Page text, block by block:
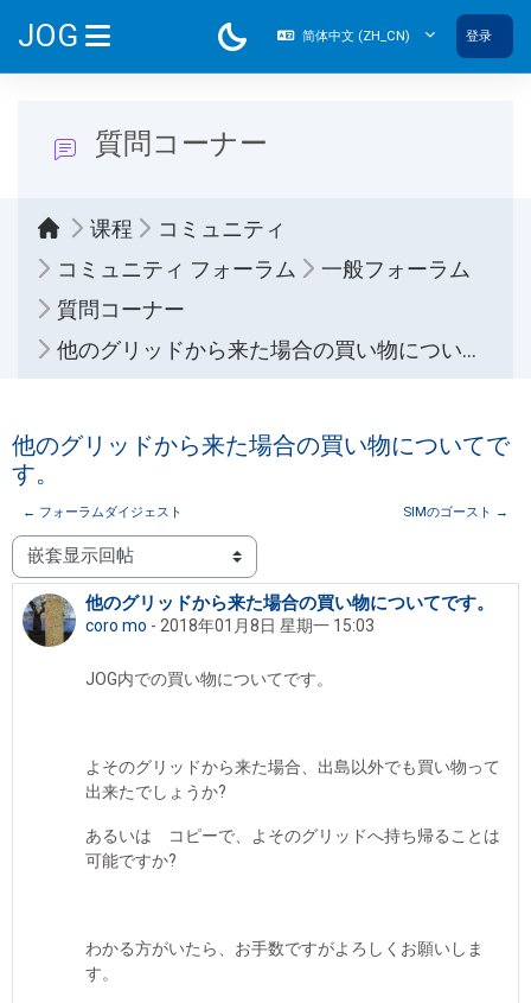
JOG 简体中文 ‎(ZH_CN)‎ 登录
質問コーナー
课程
コミュニティ
コミュニティ フォーラム
一般フォーラム
質問コーナー
他のグリッドから来た場合の買い物についてです。
他のグリッドから来た場合の買い物についてで
す。
← フォーラムダイジェスト SIMのゴースト →
显示模式
他のグリッドから来た場合の買い物についてです。
coro mo - 2018年01月8日 星期一 15:03
回帖数：5
JOG内での買い物についてです。
よそのグリッドから来た場合、出島以外でも買い物って
出来たでしょうか?
あるいは コピーで、よそのグリッドへ持ち帰ることは
可能ですか?
わかる方がいたら、お手数ですがよろしくお願いしま
す。